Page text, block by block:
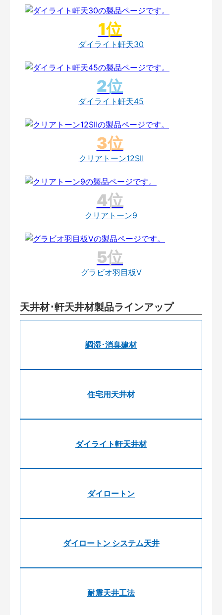
ダイライト軒天30
ダイライト軒天45
クリアトーン12SⅡ
クリアトーン9
グラビオ羽目板V
天井材･軒天井材製品ラインアップ
調湿･消臭建材
住宅用天井材
ダイライト軒天井材
ダイロートン
ダイロートン システム天井
耐震天井工法